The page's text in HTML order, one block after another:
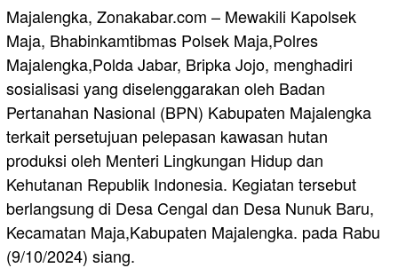
Majalengka, Zonakabar.com – Mewakili Kapolsek
Maja, Bhabinkamtibmas Polsek Maja,Polres
Majalengka,Polda Jabar, Bripka Jojo, menghadiri
sosialisasi yang diselenggarakan oleh Badan
Pertanahan Nasional (BPN) Kabupaten Majalengka
terkait persetujuan pelepasan kawasan hutan
produksi oleh Menteri Lingkungan Hidup dan
Kehutanan Republik Indonesia. Kegiatan tersebut
berlangsung di Desa Cengal dan Desa Nunuk Baru,
Kecamatan Maja,Kabupaten Majalengka. pada Rabu
(9/10/2024) siang.